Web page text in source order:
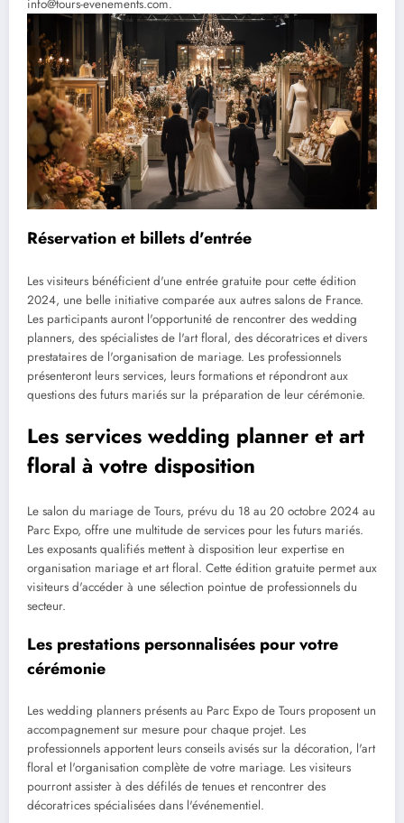
info@tours-evenements.com.
Réservation et billets d'entrée
Les visiteurs bénéficient d'une entrée gratuite pour cette édition
2024, une belle initiative comparée aux autres salons de France.
Les participants auront l'opportunité de rencontrer des wedding
planners, des spécialistes de l'art floral, des décoratrices et divers
prestataires de l'organisation de mariage. Les professionnels
présenteront leurs services, leurs formations et répondront aux
questions des futurs mariés sur la préparation de leur cérémonie.
Les services wedding planner et art
floral à votre disposition
Le salon du mariage de Tours, prévu du 18 au 20 octobre 2024 au
Parc Expo, offre une multitude de services pour les futurs mariés.
Les exposants qualifiés mettent à disposition leur expertise en
organisation mariage et art floral. Cette édition gratuite permet aux
visiteurs d'accéder à une sélection pointue de professionnels du
secteur.
Les prestations personnalisées pour votre
cérémonie
Les wedding planners présents au Parc Expo de Tours proposent un
accompagnement sur mesure pour chaque projet. Les
professionnels apportent leurs conseils avisés sur la décoration, l'art
floral et l'organisation complète de votre mariage. Les visiteurs
pourront assister à des défilés de tenues et rencontrer des
décoratrices spécialisées dans l'événementiel.